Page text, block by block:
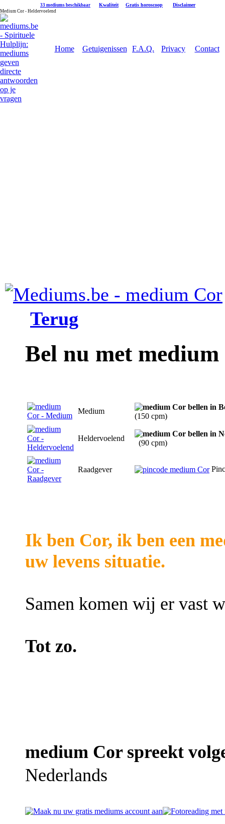
33 mediums beschikbaar Kwaliteit Gratis horoscoop Disclaimer
Medium Cor - Heldervoelend
Home Getuigenissen F.A.Q. Privacy Contact
Terug
Bel nu met
Medium
(150 cpm)
Heldervoelend
(90 cpm)
Raadgever
Ik ben Cor, ik ben een
uw levens situatie.
Samen komen wij er vast
Tot zo.
medium Cor spreekt
Nederlands